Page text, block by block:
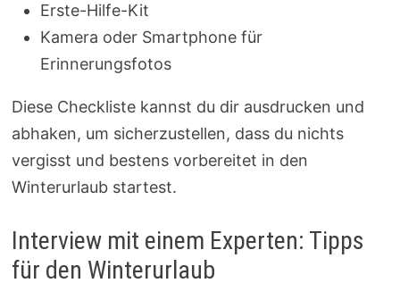
Erste-Hilfe-Kit
Kamera oder Smartphone für
Erinnerungsfotos
Diese Checkliste kannst du dir ausdrucken und
abhaken, um sicherzustellen, dass du nichts
vergisst und bestens vorbereitet in den
Winterurlaub startest.
Interview mit einem Experten: Tipps
für den Winterurlaub